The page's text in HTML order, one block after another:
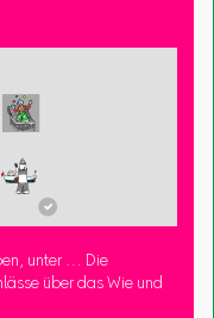
unter … Die
über das Wie und